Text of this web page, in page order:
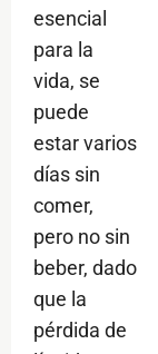
esencial
para la
vida, se
puede
estar varios
días sin
comer,
pero no sin
beber, dado
que la
pérdida de